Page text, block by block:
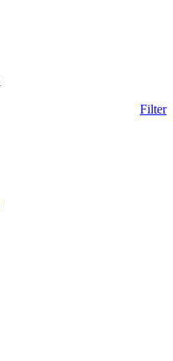
Filter